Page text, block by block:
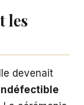
les
devenait